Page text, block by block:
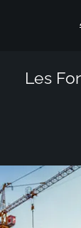
Les